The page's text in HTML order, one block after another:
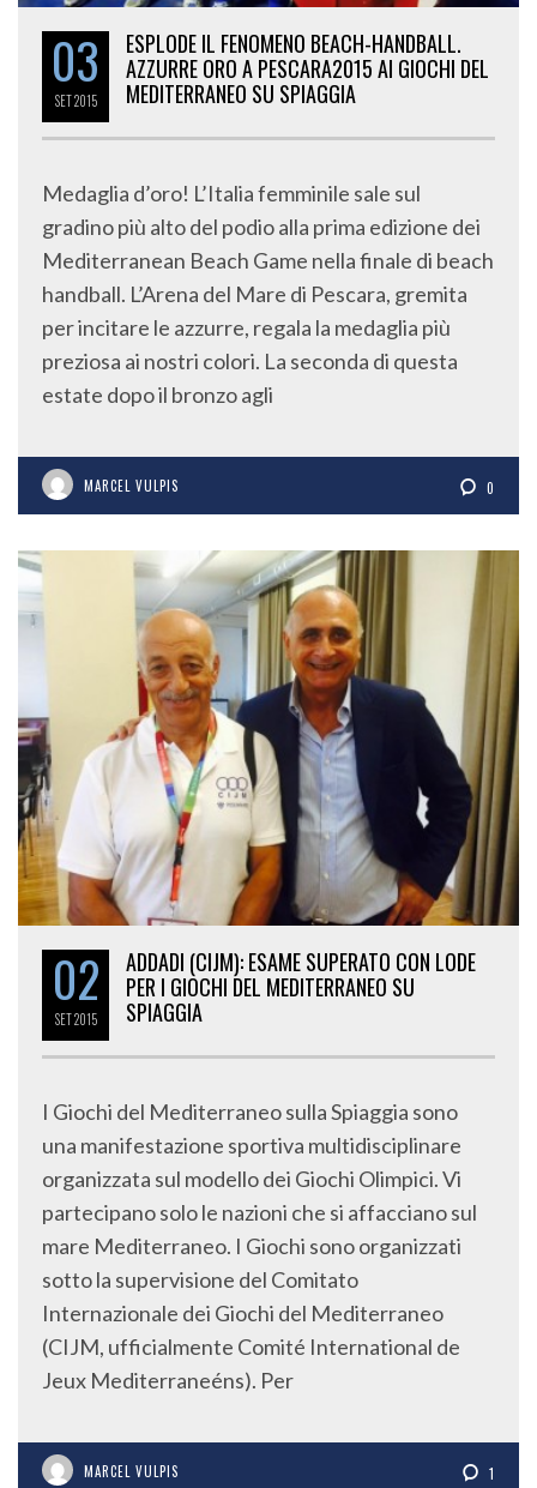
03
SET2015
ESPLODE IL FENOMENO BEACH-HANDBALL.
AZZURRE ORO A PESCARA2015 AI GIOCHI DEL
MEDITERRANEO SU SPIAGGIA
Medaglia d’oro! L’Italia femminile sale sul
gradino più alto del podio alla prima edizione dei
Mediterranean Beach Game nella finale di beach
handball. L’Arena del Mare di Pescara, gremita
per incitare le azzurre, regala la medaglia più
preziosa ai nostri colori. La seconda di questa
estate dopo il bronzo agli
MARCEL VULPIS 0
02
SET2015
ADDADI (CIJM): ESAME SUPERATO CON LODE
PER I GIOCHI DEL MEDITERRANEO SU
SPIAGGIA
I Giochi del Mediterraneo sulla Spiaggia sono
una manifestazione sportiva multidisciplinare
organizzata sul modello dei Giochi Olimpici. Vi
partecipano solo le nazioni che si affacciano sul
mare Mediterraneo. I Giochi sono organizzati
sotto la supervisione del Comitato
Internazionale dei Giochi del Mediterraneo
(CIJM, ufficialmente Comité International de
Jeux Mediterraneéns). Per
MARCEL VULPIS 1